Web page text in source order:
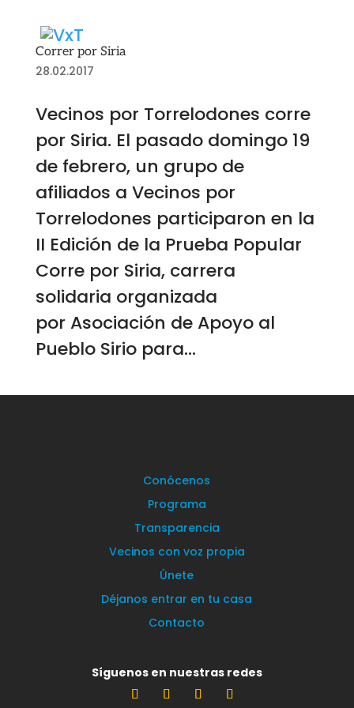
Correr por Siria
28.02.2017
Vecinos por Torrelodones corre
por Siria. El pasado domingo 19
de febrero, un grupo de
afiliados a Vecinos por
Torrelodones participaron en la
II Edición de la Prueba Popular
Corre por Siria, carrera
solidaria organizada
por Asociación de Apoyo al
Pueblo Sirio para...
Conócenos
Programa
Transparencia
Vecinos con voz propia
Únete
Déjanos entrar en tu casa
Contacto
Síguenos en nuestras redes